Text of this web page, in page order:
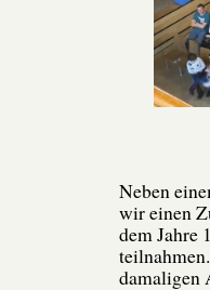
Neben
wir einen
dem Jahre
damaligen